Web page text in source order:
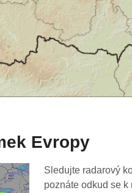
Evropy
Sledujte radarový
poznáte odkud se